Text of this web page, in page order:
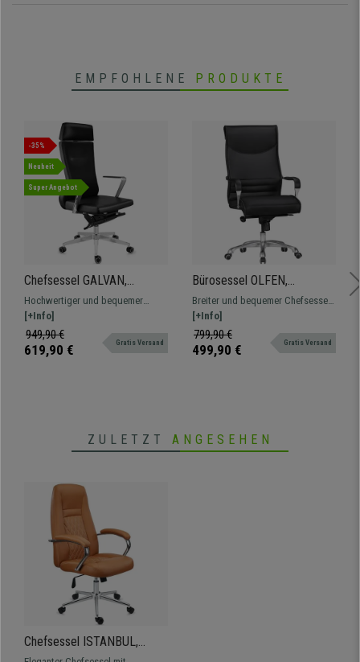
EMPFOHLENE PRODUKTE
-35%
Neuheit
Super Angebot
Chefsessel GALVAN,
spektakuläres Design und
Qualität, 8h-Nutzung,
Echtleder, Farbe Schwarz
Hochwertiger und bequemer
Bürosessel aus Echtleder,
exklusives Design, für die
professionelle 8h-Nutzung
[+Info]
949,90 €
619,90 € Gratis Versand
Bürosessel OLFEN,
ergonomisches Design,
belastbar bis 150 kg,
Lederbezug, Farbe Schwarz
Breiter und bequemer Chefsessel,
ergonomisch geformt. Maximale
Belastbarkeit bis zu 150 kg. Mit
Metallfußkreuz und -armlehnen
[+Info]
799,90 €
499,90 € Gratis Versand
ZULETZT ANGESEHEN
Chefsessel ISTANBUL,
exklusives Design mit